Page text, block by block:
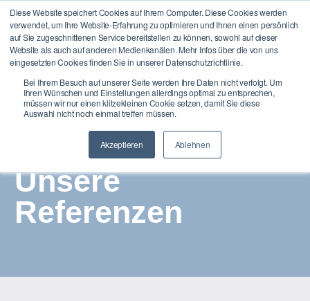
Diese Website speichert Cookies auf Ihrem Computer. Diese Cookies werden
verwendet, um Ihre Website-Erfahrung zu optimieren und Ihnen einen persönlich
auf Sie zugeschnittenen Service bereitstellen zu können, sowohl auf dieser
Website als auch auf anderen Medienkanälen. Mehr Infos über die von uns
eingesetzten Cookies finden Sie in unserer Datenschutzrichtlinie.
Bei Ihrem Besuch auf unserer Seite werden Ihre Daten nicht verfolgt. Um
Ihren Wünschen und Einstellungen allerdings optimal zu entsprechen,
müssen wir nur einen klitzekleinen Cookie setzen, damit Sie diese
Auswahl nicht noch einmal treffen müssen.
Akzeptieren Ablehnen
Unsere
Referenzen